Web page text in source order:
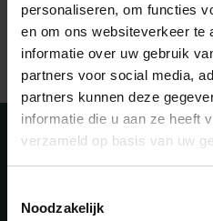
personaliseren, om functies
en om ons websiteverkeer te
informatie over uw gebruik
partners voor social media,
partners kunnen deze
informatie die u aan ze heeft
verzameld op basis van uw
Noodzakelijk
Gratis
Meld je aan voor onze
Mijn account